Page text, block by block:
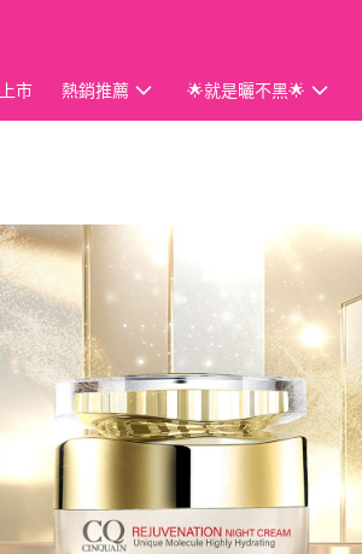
市 熱銷推薦 🌟就是曬不黑🌟